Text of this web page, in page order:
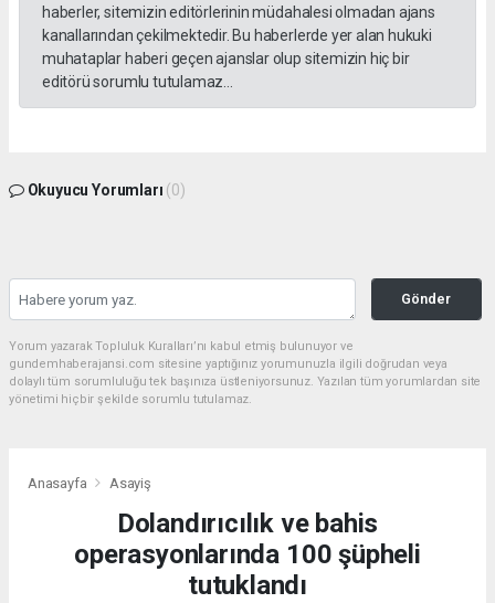
haberler, sitemizin editörlerinin müdahalesi olmadan ajans
kanallarından çekilmektedir. Bu haberlerde yer alan hukuki
muhataplar haberi geçen ajanslar olup sitemizin hiç bir
editörü sorumlu tutulamaz...
Okuyucu Yorumları (0)
Gönder
Yorum yazarak Topluluk Kuralları’nı kabul etmiş bulunuyor ve
gundemhaberajansi.com sitesine yaptığınız yorumunuzla ilgili doğrudan veya
dolaylı tüm sorumluluğu tek başınıza üstleniyorsunuz. Yazılan tüm yorumlardan site
yönetimi hiçbir şekilde sorumlu tutulamaz.
Anasayfa Asayiş
Dolandırıcılık ve bahis
operasyonlarında 100 şüpheli
tutuklandı